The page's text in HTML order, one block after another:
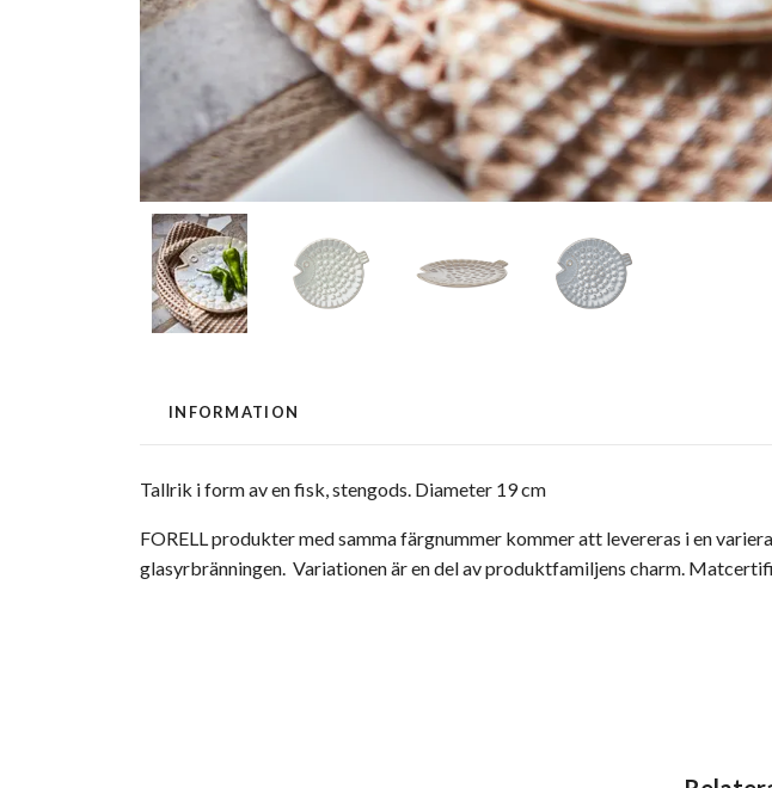
INFORMATION
Tallrik i form av en fisk, stengods. Diameter 19 cm
FORELL produkter med samma färgnummer kommer att levereras i en
glasyrbränningen. Variationen är en del av produktfamiljens charm.